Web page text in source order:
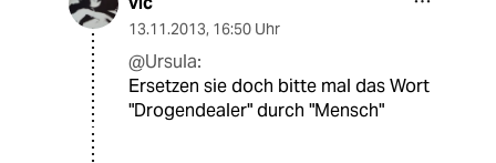
13.11.2013, 16:50 Uhr
@Ursula:
Ersetzen sie doch bitte mal das Wort
"Drogendealer" durch "Mensch"